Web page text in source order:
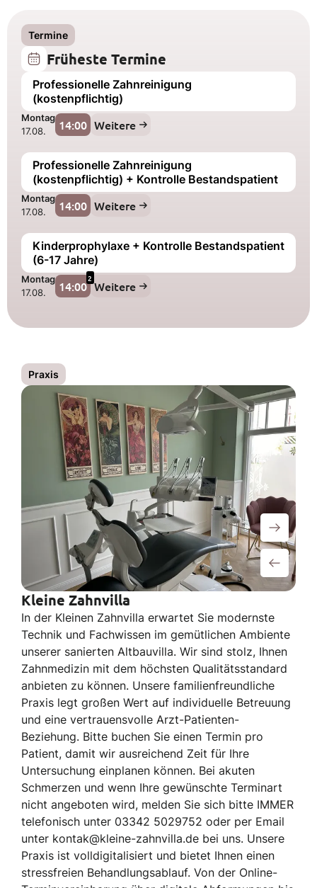
Termine
Früheste Termine
Professionelle Zahnreinigung
(kostenpflichtig)
Montag
17.08.
14:00 Weitere
Professionelle Zahnreinigung
(kostenpflichtig) + Kontrolle Bestandspatient
Montag
17.08.
14:00 Weitere
Kinderprophylaxe + Kontrolle Bestandspatient
(6-17 Jahre)
Montag
17.08.
14:00
2
Weitere
Praxis
Kleine Zahnvilla
In der Kleinen Zahnvilla erwartet Sie modernste
Technik und Fachwissen im gemütlichen Ambiente
unserer sanierten Altbauvilla. Wir sind stolz, Ihnen
Zahnmedizin mit dem höchsten Qualitätsstandard
anbieten zu können. Unsere familienfreundliche
Praxis legt großen Wert auf individuelle Betreuung
und eine vertrauensvolle Arzt-Patienten-
Beziehung. Bitte buchen Sie einen Termin pro
Patient, damit wir ausreichend Zeit für Ihre
Untersuchung einplanen können. Bei akuten
Schmerzen und wenn Ihre gewünschte Terminart
nicht angeboten wird, melden Sie sich bitte IMMER
telefonisch unter 03342 5029752 oder per Email
unter kontak@kleine-zahnvilla.de bei uns. Unsere
Praxis ist volldigitalisiert und bietet Ihnen einen
stressfreien Behandlungsablauf. Von der Online-